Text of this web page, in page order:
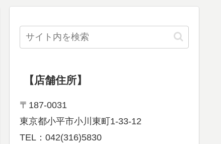
【店舗住所】
〒187-0031
東京都小平市小川東町1-33-12
TEL：042(316)5830